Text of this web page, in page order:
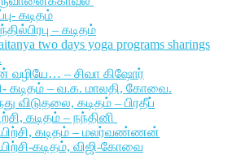
கடிதம்
– கடிதம்
two days yoga programs sharings
வழியே… – சிவா கிஷோர்
கடிதம் – வ.க. மாலதி, கோவை.
விடுதலை, கடிதம் – பிரதீப்
கடிதம் – நந்தினி
கடிதம் – மலர்வண்ணன்
கடிதம், விஜி-கோவை